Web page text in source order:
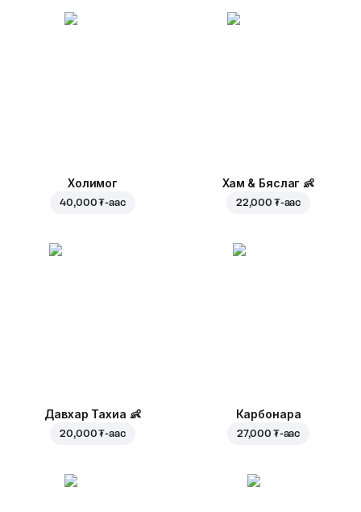
Холимог
40,000 ₮-аас
Хам & Бяслаг 👶
22,000 ₮-аас
Давхар Тахиа 👶
20,000 ₮-аас
Карбонара
27,000 ₮-аас